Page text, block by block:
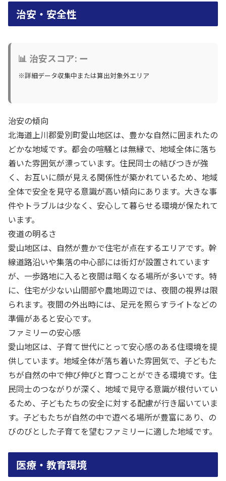
治安・安全性
📊 治安スコア: ー
※詳細データ収集中または算出対象外エリア
治安の傾向
北海道上川郡愛別町愛山地区は、豊かな自然に囲まれたの
どかな地域です。都会の喧騒とは無縁で、地域全体に落ち
着いた雰囲気が漂っています。住民同士の結びつきが強
く、お互いに顔が見える関係性が築かれているため、地域
全体で安全を見守る意識が高い傾向にあります。大きな事
件やトラブルは少なく、安心して暮らせる環境が保たれて
います。
夜道の明るさ
愛山地区は、自然が豊かで住宅が点在するエリアです。幹
線道路沿いや集落の中心部には街灯が設置されています
が、一歩路地に入ると夜間は暗くなる場所が多いです。特
に、住宅が少ない山間部や農地周辺では、夜間の視界は限
られます。夜間の外出時には、足元を照らすライトなどの
準備があると安心です。
ファミリーの安心感
愛山地区は、子育て世代にとって安心感のある住環境を提
供しています。地域全体が落ち着いた雰囲気で、子どもた
ちが自然の中で伸び伸びと育つことができる環境です。住
民同士のつながりが深く、地域で見守る意識が根付いてい
るため、子どもたちの安全に対する配慮が行き届いていま
す。子どもたちが自然の中で遊べる場所が豊富にあり、の
びのびとした子育てを望むファミリーに適した地域です。
医療・教育環境